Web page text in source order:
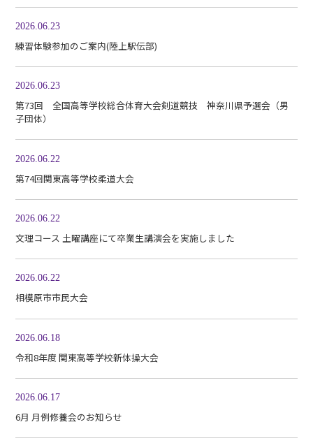
2026.06.23
練習体験参加のご案内(陸上駅伝部)
2026.06.23
第73回 全国高等学校総合体育大会剣道競技 神奈川県予選会（男
子団体）
2026.06.22
第74回関東高等学校柔道大会
2026.06.22
文理コース 土曜講座にて卒業生講演会を実施しました
2026.06.22
相模原市市民大会
2026.06.18
令和8年度 関東高等学校新体操大会
2026.06.17
6月 月例修養会のお知らせ